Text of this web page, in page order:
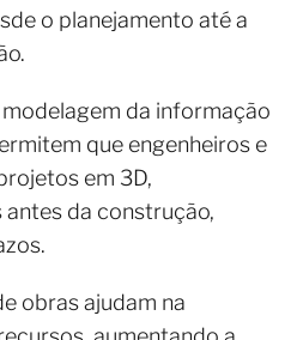
o planejamento até a
da informação
que engenheiros e
em 3D,
da construção,
obras ajudam na